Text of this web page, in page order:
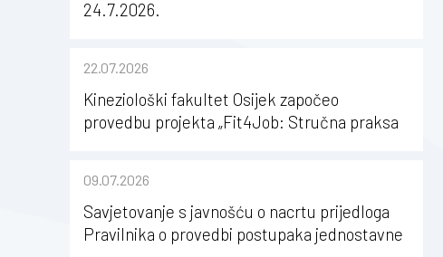
24.7.2026.
22.07.2026
Kineziološki fakultet Osijek započeo
provedbu projekta „Fit4Job: Stručna praksa
09.07.2026
Savjetovanje s javnošću o nacrtu prijedloga
Pravilnika o provedbi postupaka jednostavne